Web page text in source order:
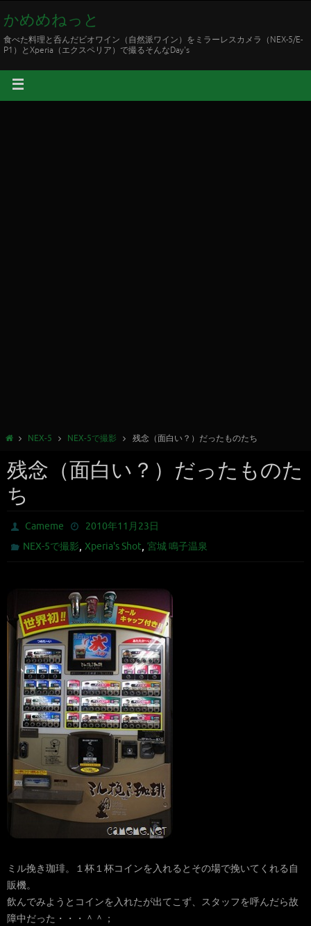
かめめねっと
食べた料理と呑んだビオワイン（自然派ワイン）をミラーレスカメラ（NEX-5/E-
P1）とXperia（エクスペリア）で撮るそんなDay's
NEX-5 NEX-5で撮影 残念（面白い？）だったものたち
残念（面白い？）だったものた
ち
Cameme
2010年11月23日
NEX-5で撮影,Xperia's Shot,宮城 鳴子温泉
ミル挽き珈琲。１杯１杯コインを入れるとその場で挽いてくれる自
販機。
飲んでみようとコインを入れたが出てこず、スタッフを呼んだら故
障中だった・・・＾＾；